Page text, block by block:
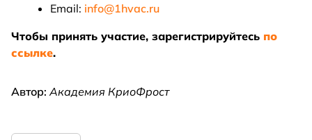
Email: info@1hvac.ru
Чтобы принять участие, зарегистрируйтесь по
ссылке.
Автор:Академия КриоФрост